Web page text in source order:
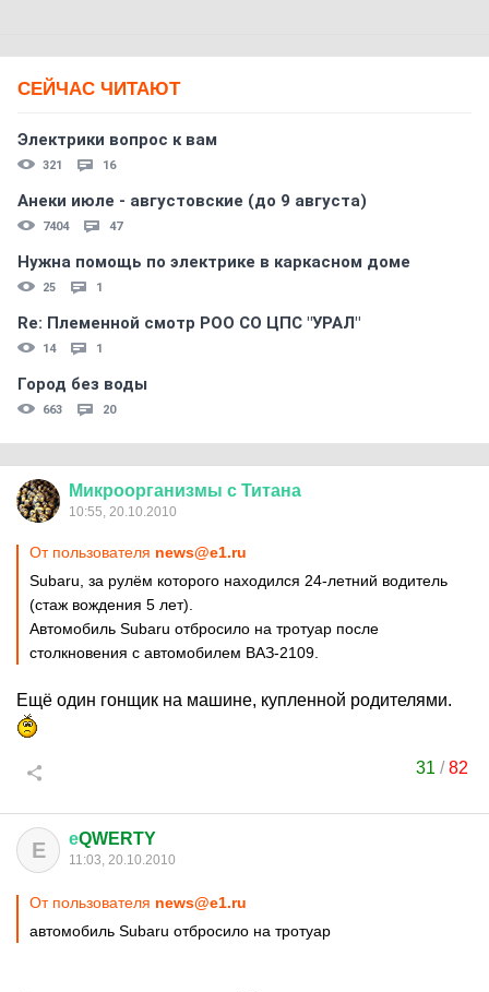
СЕЙЧАС ЧИТАЮТ
Электрики вопрос к вам
321 16
Анеки июле - августовские (до 9 августа)
7404 47
Нужна помощь по электрике в каркасном доме
25 1
Re: Племеннoй смoтр РOO CO ЦПС "УРАЛ"
14 1
Город без воды
663 20
Микроорганизмы с Титана
10:55, 20.10.2010
От пользователя news@e1.ru
Subaru, за рулём которого находился 24-летний водитель
(стаж вождения 5 лет).
Автомобиль Subaru отбросило на тротуар после
столкновения с автомобилем ВАЗ-2109.
Ещё один гонщик на машине, купленной родителями.
31 /82
Е еQWERTY
11:03, 20.10.2010
От пользователя news@e1.ru
автомобиль Subaru отбросило на тротуар